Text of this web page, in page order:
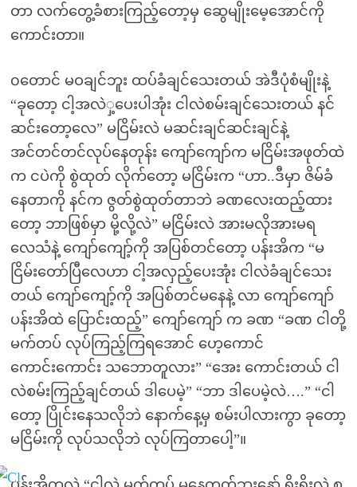
တာ လက်တွေ့ခံစားကြည့်တော့မှ ဆွေမျိုးမေ့အောင်ကို
ကောင်းတာ။
၀တောင် မဝချင်ဘူး ထပ်ခံချင်သေးတယ် အဲဒီပုံစံမျိုးနဲ့
“ခုတော့ ငါ့အလဲှ့ပေးပါအုံး ငါလဲစမ်းချင်သေးတယ် နင်
ဆင်းတော့လေ” မငြိမ်းလဲ မဆင်းချင်ဆင်းချင်နဲ့
အင်တင်တင်လုပ်နေတုန်း ကျော်ကျော်က မငြိမ်းအဖုတ်ထဲ
က ငပဲကို စွဲထုတ် လိုက်တော့ မငြိမ်းက “ဟာ..ဒီမှာ ဇိမ်ခံ
နေတာကို နင်က ဇွတ်စွဲထုတ်တာဘဲ ခဏလေးထည့်ထား
တော့ ဘာဖြစ်မှာ မို့လို့လဲ” မငြိမ်းလဲ အားမလိုအားမရ
လေသံနဲ့ ကျော်ကျော့်ကို အပြစ်တင်တော့ ပန်းအိက “မ
ငြိမ်းတော်ပြီလေဟာ ငါ့အလှည့်ပေးအုံး ငါလဲခံချင်သေး
တယ် ကျော်ကျော့်ကို အပြစ်တင်မနေနဲ့ လာ ကျော်ကျော်
ပန်းအိထဲ ပြောင်းထည့်” ကျော်ကျော် က ခဏ “ခဏ ငါတို့
မက်တပ် လုပ်ကြည့်ကြရအောင် ဟေ့ကောင်
ကောင်းကောင်း သဘောတူလား” “အေး ကောင်းတယ် ငါ
လဲစမ်းကြည့်ချင်တယ် ဒါပေမဲ့” “ဘာ ဒါပေမဲ့လဲ….” “ငါ
တော့ ပြိုင်းနေသလိုဘဲ နောက်နေ့မှ စမ်းပါလားကွာ ခုတော့
မငြိမ်းကို လုပ်သလိုဘဲ လုပ်ကြတာပေါ့”။